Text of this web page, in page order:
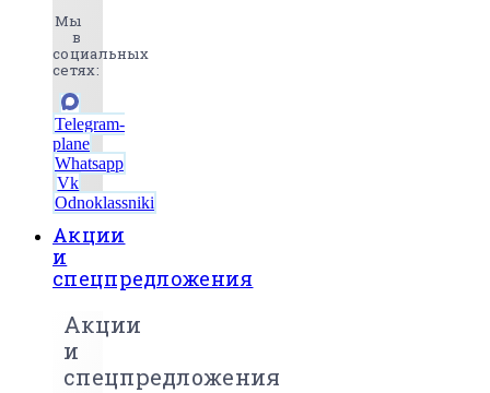
Мы
в
социальных
сетях:
Telegram-
plane
Whatsapp
Vk
Odnoklassniki
Акции
и
спецпредложения
Акции
и
спецпредложения